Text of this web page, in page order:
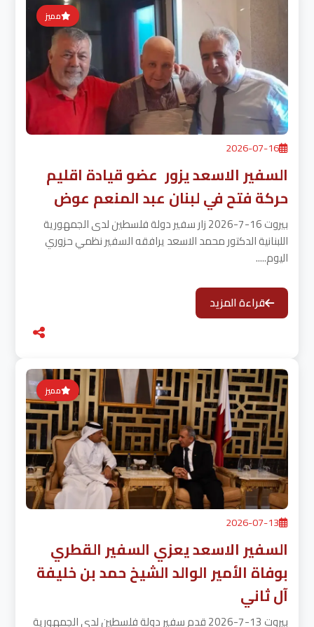
مميز
2026-07-16
السفير الاسعد يزور عضو قيادة اقليم
حركة فتح في لبنان عبد المنعم عوض
بيروت 16-7-2026 زار سفير دولة فلسطين لدى الجمهورية
اللبنانية الدكتور محمد الاسعد يرافقه السفير نظمي حزوري
اليوم.....
قراءة المزيد
مميز
2026-07-13
السفير الاسعد يعزي السفير القطري
بوفاة الأمير الوالد الشيخ حمد بن خليفة
آل ثاني
بيروت 13-7-2026 قدم سفير دولة فلسطين لدى الجمهورية